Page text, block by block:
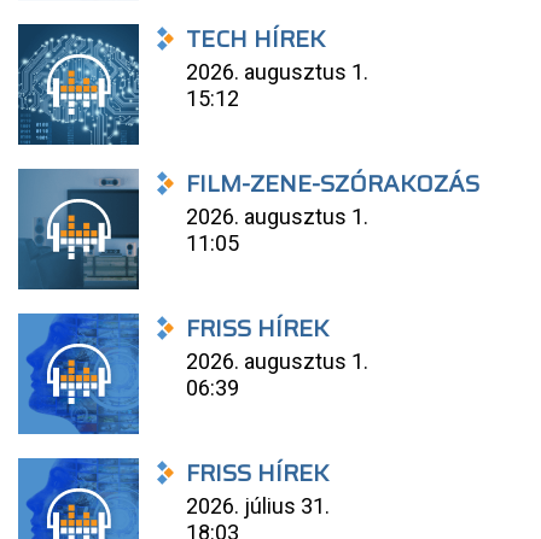
TECH HÍREK
2026. augusztus 1.
15:12
FILM-ZENE-SZÓRAKOZÁS
2026. augusztus 1.
11:05
FRISS HÍREK
2026. augusztus 1.
06:39
FRISS HÍREK
2026. július 31.
18:03